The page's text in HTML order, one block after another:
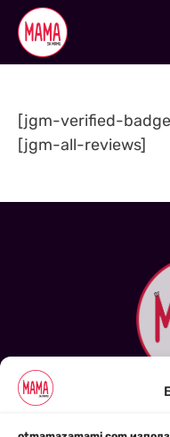
[jgm-verified-
[jgm-all-reviews]